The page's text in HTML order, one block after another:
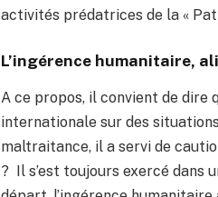
activités prédatrices de la «
L’ingérence humanitaire,
A ce propos, il convient de dire
internationale sur des
maltraitance, il a servi de
? Il s’est toujours exercé dans